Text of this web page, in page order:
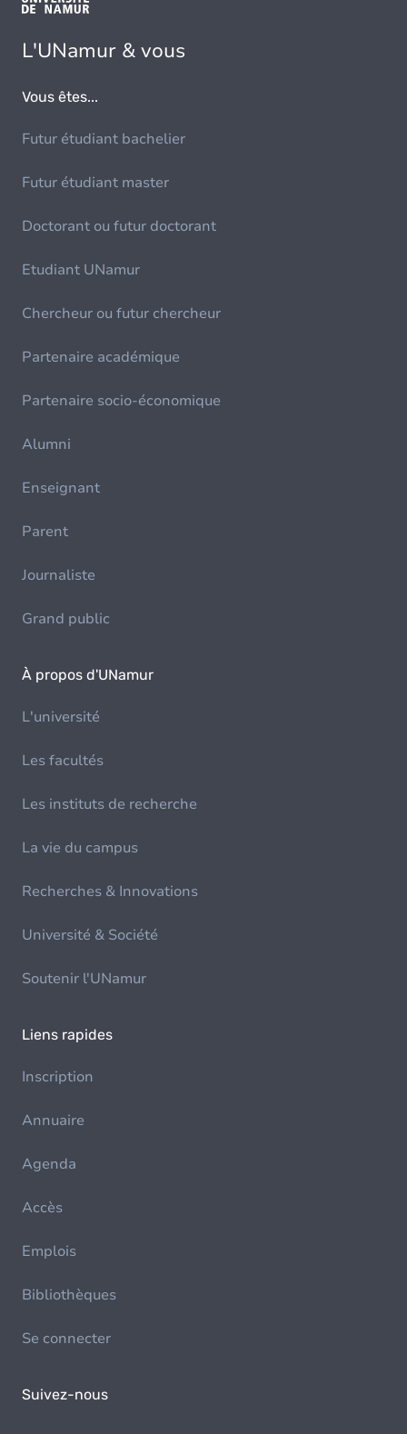
L'UNamur & vous
Vous êtes...
Futur étudiant bachelier
Futur étudiant master
Doctorant ou futur doctorant
Etudiant UNamur
Chercheur ou futur chercheur
Partenaire académique
Partenaire socio-économique
Alumni
Enseignant
Parent
Journaliste
Grand public
À propos d'UNamur
L'université
Les facultés
Les instituts de recherche
La vie du campus
Recherches & Innovations
Université & Société
Soutenir l'UNamur
Liens rapides
Inscription
Annuaire
Agenda
Accès
Emplois
Bibliothèques
Se connecter
Suivez-nous